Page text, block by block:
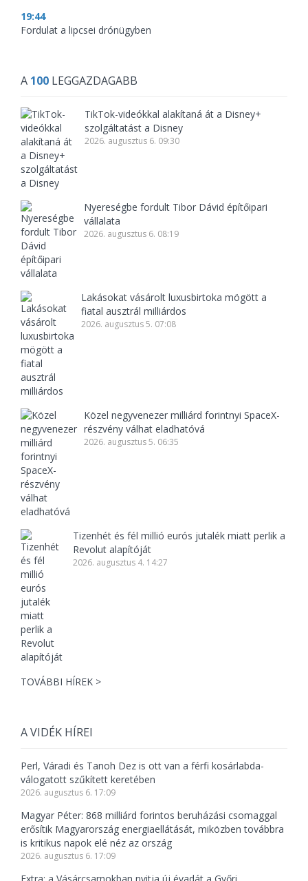
19:44
Fordulat a lipcsei drónügyben
A 100 LEGGAZDAGABB
TikTok-videókkal alakítaná át a Disney+
szolgáltatást a Disney
2026. augusztus 6. 09:30
Nyereségbe fordult Tibor Dávid építőipari
vállalata
2026. augusztus 6. 08:19
Lakásokat vásárolt luxusbirtoka mögött a
fiatal ausztrál milliárdos
2026. augusztus 5. 07:08
Közel negyvenezer milliárd forintnyi SpaceX-
részvény válhat eladhatóvá
2026. augusztus 5. 06:35
Tizenhét és fél millió eurós jutalék miatt perlik a
Revolut alapítóját
2026. augusztus 4. 14:27
TOVÁBBI HÍREK >
A VIDÉK HÍREI
Perl, Váradi és Tanoh Dez is ott van a férfi kosárlabda-
válogatott szűkített keretében
2026. augusztus 6. 17:09
Magyar Péter: 868 milliárd forintos beruházási csomaggal
erősítik Magyarország energiaellátását, miközben továbbra
is kritikus napok elé néz az ország
2026. augusztus 6. 17:09